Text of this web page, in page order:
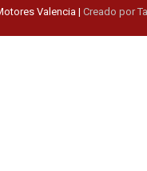
Valencia| Creado por